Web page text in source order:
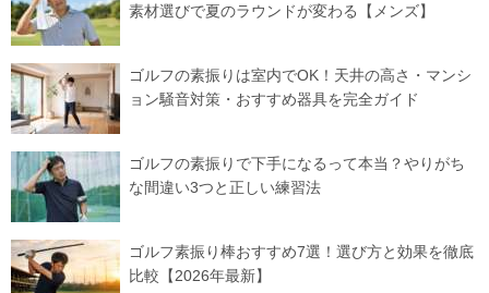
素材選びで夏のラウンドが変わる【メンズ】
ゴルフの素振りは室内でOK！天井の高さ・マンシ
ョン騒音対策・おすすめ器具を完全ガイド
ゴルフの素振りで下手になるって本当？やりがち
な間違い3つと正しい練習法
ゴルフ素振り棒おすすめ7選！選び方と効果を徹底
比較【2026年最新】